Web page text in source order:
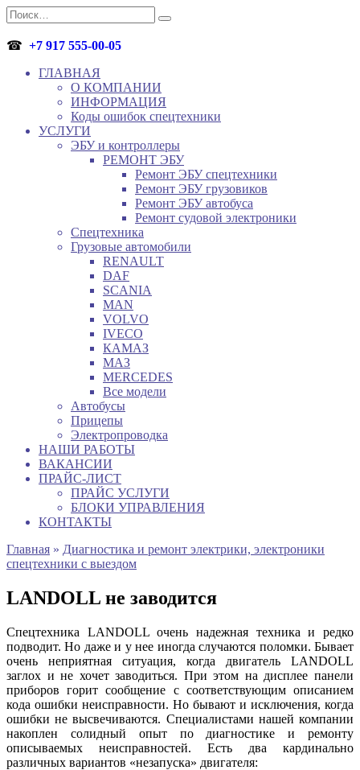
Перейти
к
содержанию
Search
for:
☎ +7 917 555-00-05
ГЛАВНАЯ
О КОМПАНИИ
ИНФОРМАЦИЯ
Коды ошибок спецтехники
УСЛУГИ
ЭБУ и контроллеры
РЕМОНТ ЭБУ
Ремонт ЭБУ спецтехники
Ремонт ЭБУ грузовиков
Ремонт ЭБУ автобуса
Ремонт судовой электроники
Спецтехника
Грузовые автомобили
RENAULT
DAF
SCANIA
MAN
VOLVO
IVECO
КАМАЗ
МАЗ
MERCEDES
Все модели
Автобусы
Прицепы
Электропроводка
НАШИ РАБОТЫ
ВАКАНСИИ
ПРАЙС-ЛИСТ
ПРАЙС УСЛУГИ
БЛОКИ УПРАВЛЕНИЯ
КОНТАКТЫ
Главная » Диагностика и ремонт электрики, электроники
спецтехники с выездом
LANDOLL не заводится
Спецтехника LANDOLL очень надежная техника и редко
подводит. Но даже и у нее иногда случаются поломки. Бывает
очень неприятная ситуация, когда двигатель LANDOLL
заглох и не хочет заводиться. При этом на дисплее панели
приборов горит сообщение с соответствующим описанием
кода ошибки неисправности. Но бывают и исключения, когда
ошибки не высвечиваются. Специалистами нашей компании
накоплен солидный опыт по диагностике и ремонту
описываемых неисправностей. Есть два кардинально
различных вариантов «незапуска» двигателя: